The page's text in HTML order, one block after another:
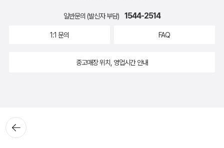
뒤로가
기
일반문의 (발신자 부담) 1544-2514
1:1 문의 FAQ
중고매장 위치, 영업시간 안내